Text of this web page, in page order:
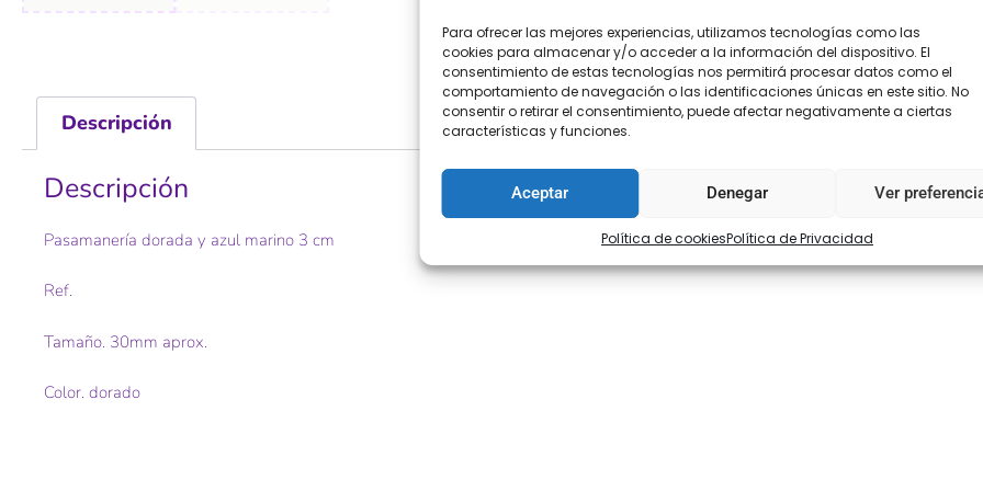
Para ofrecer las mejores experiencias, utilizamos tecnologías como las
cookies para almacenar y/o acceder a la información del dispositivo. El
consentimiento de estas tecnologías nos permitirá procesar datos como el
comportamiento de navegación o las identificaciones únicas en este sitio. No
consentir o retirar el consentimiento, puede afectar negativamente a ciertas
características y funciones.
Aceptar Denegar Ver
Política de cookiesPolítica de Privacidad
Descripción
Descripción
Pasamanería dorada y azul marino 3 cm
Ref.
Tamaño. 30mm aprox.
Color. dorado